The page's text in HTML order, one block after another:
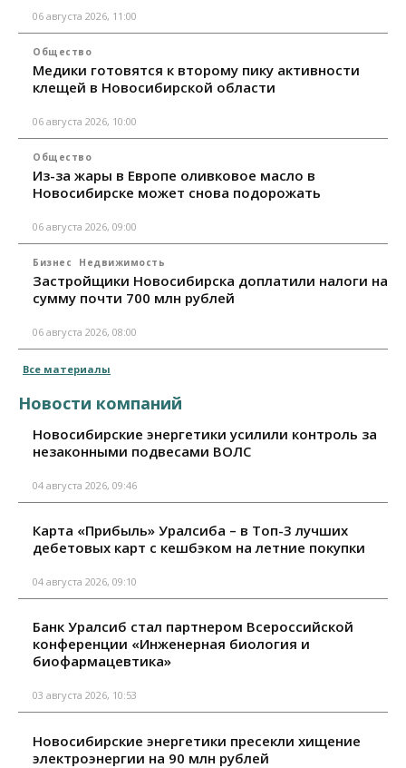
06 августа 2026, 11:00
Общество
Медики готовятся к второму пику активности
клещей в Новосибирской области
06 августа 2026, 10:00
Общество
Из-за жары в Европе оливковое масло в
Новосибирске может снова подорожать
06 августа 2026, 09:00
Бизнес Недвижимость
Застройщики Новосибирска доплатили налоги на
сумму почти 700 млн рублей
06 августа 2026, 08:00
Все материалы
Новости компаний
Новосибирские энергетики усилили контроль за
незаконными подвесами ВОЛС
04 августа 2026, 09:46
Карта «Прибыль» Уралсиба – в Топ-3 лучших
дебетовых карт с кешбэком на летние покупки
04 августа 2026, 09:10
Банк Уралсиб стал партнером Всероссийской
конференции «Инженерная биология и
биофармацевтика»
03 августа 2026, 10:53
Новосибирские энергетики пресекли хищение
электроэнергии на 90 млн рублей